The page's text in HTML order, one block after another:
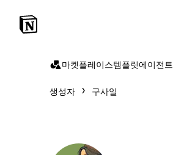
마켓플레이스템플릿에이전트
생성자 구사일